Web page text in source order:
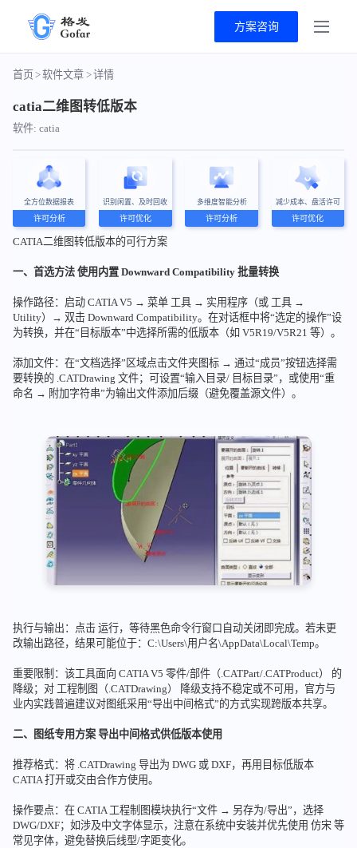
方案咨询
首页>软件文章 >详情
catia二维图转低版本
软件: catia
全方位数据报表
许可分析
识别闲置、及时回收
许可优化
多维度智能分析
许可分析
减少成本、盘活许可
许可优化
CATIA二维图转低版本的可行方案
一、首选方法 使用内置 Downward Compatibility 批量转换
操作路径：启动 CATIA V5 → 菜单 工具 → 实用程序（或 工具 →
Utility）→ 双击 Downward Compatibility。在对话框中将“选定的操作”设
为转换，并在“目标版本”中选择所需的低版本（如 V5R19/V5R21 等）。
添加文件：在“文档选择”区域点击文件夹图标 → 通过“成员”按钮选择需
要转换的 .CATDrawing 文件；可设置“输入目录/ 目标目录”，或使用“重
命名 → 附加字符串”为输出文件添加后缀（避免覆盖源文件）。
执行与输出：点击 运行，等待黑色命令行窗口自动关闭即完成。若未更
改输出路径，结果可能位于：C:\Users\用户名\AppData\Local\Temp。
重要限制：该工具面向 CATIA V5 零件/部件（.CATPart/.CATProduct） 的
降级；对 工程制图（.CATDrawing） 降级支持不稳定或不可用，官方与
业内实践普遍建议对图纸采用“导出中间格式”的方式实现跨版本共享。
二、图纸专用方案 导出中间格式供低版本使用
推荐格式：将 .CATDrawing 导出为 DWG 或 DXF，再用目标低版本
CATIA 打开或交由合作方使用。
操作要点：在 CATIA 工程制图模块执行“文件 → 另存为/导出”，选择
DWG/DXF；如涉及中文字体显示，注意在系统中安装并优先使用 仿宋 等
常见字体，避免替换后线型/字距变化。